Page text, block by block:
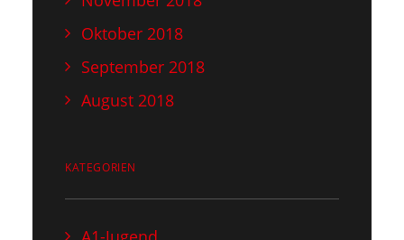
Oktober 2018
September 2018
August 2018
KATEGORIEN